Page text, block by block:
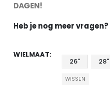
DAGEN!
Heb je nog meer vragen?
WIELMAAT
26" 28"
WISSEN